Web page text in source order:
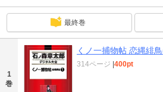
最終巻
1
巻
くノ一捕物帖 恋縄緋
314ページ 400pt